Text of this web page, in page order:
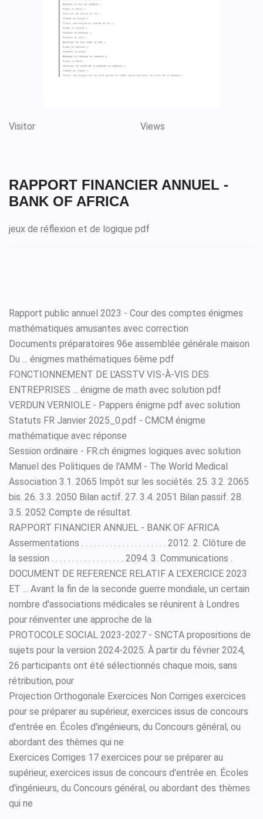
Visitor Views
RAPPORT FINANCIER ANNUEL -
BANK OF AFRICA
jeux de réflexion et de logique pdf
Rapport public annuel 2023 - Cour des comptes énigmes
mathématiques amusantes avec correction
Documents préparatoires 96e assemblée générale maison
Du ... énigmes mathématiques 6ème pdf
FONCTIONNEMENT DE L'ASSTV VIS-À-VIS DES
ENTREPRISES ... énigme de math avec solution pdf
VERDUN VERNIOLE - Pappers énigme pdf avec solution
Statuts FR Janvier 2025_0.pdf - CMCM énigme
mathématique avec réponse
Session ordinaire - FR.ch énigmes logiques avec solution
Manuel des Politiques de l'AMM - The World Medical
Association 3.1. 2065 Impôt sur les sociétés. 25. 3.2. 2065
bis. 26. 3.3. 2050 Bilan actif. 27. 3.4. 2051 Bilan passif. 28.
3.5. 2052 Compte de résultat.
RAPPORT FINANCIER ANNUEL - BANK OF AFRICA
Assermentations . . . . . . . . . . . . . . . . . . . . . 2012. 2. Clôture de
la session . . . . . . . . . . . . . . . . . . 2094. 3. Communications .
DOCUMENT DE REFERENCE RELATIF A L'EXERCICE 2023
ET ... Avant la fin de la seconde guerre mondiale, un certain
nombre d'associations médicales se réunirent à Londres
pour réinventer une approche de la
PROTOCOLE SOCIAL 2023-2027 - SNCTA propositions de
sujets pour la version 2024-2025. À partir du février 2024,
26 participants ont été sélectionnés chaque mois, sans
rétribution, pour
Projection Orthogonale Exercices Non Corriges exercices
pour se préparer au supérieur, exercices issus de concours
d'entrée en. Écoles d'ingénieurs, du Concours général, ou
abordant des thèmes qui ne
Exercices Corriges 17 exercices pour se préparer au
supérieur, exercices issus de concours d'entrée en. Écoles
d'ingénieurs, du Concours général, ou abordant des thèmes
qui ne